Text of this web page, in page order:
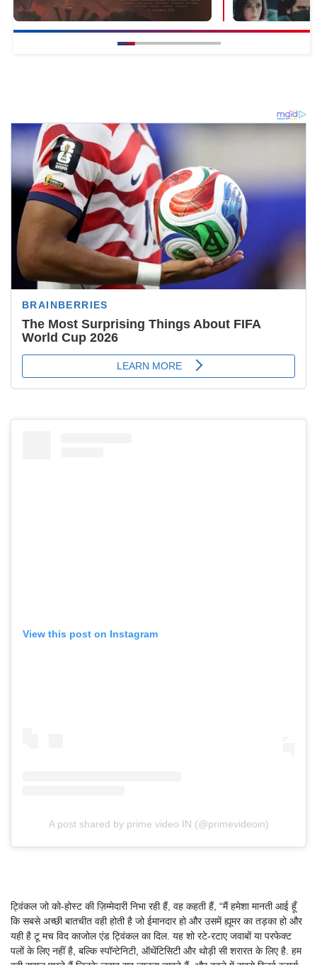
View this post on Instagram
A post shared by prime video IN (@primevideoin)
ट्विंकल जो को-होस्ट की ज़िम्मेदारी निभा रही हैं, वह कहती हैं, “मैं हमेशा मानती आई हूँ
कि सबसे अच्छी बातचीत वही होती है जो ईमानदार हो और उसमें ह्यूमर का तड़का हो और
यही है टू मच विद काजोल एंड ट्विंकल का दिल. यह शो रटे-रटाए जवाबों या परफेक्ट
पलों के लिए नहीं है, बल्कि स्पॉन्टेनिटी, ऑथेंटिसिटी और थोड़ी सी शरारत के लिए है. हम